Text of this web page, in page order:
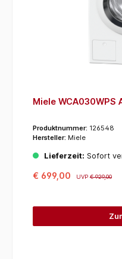
Miele WCA030WPS
Produktnummer: 126548
Hersteller: Miele
Lieferzeit: Sofort
€ 699,00 UVP€ 929,00